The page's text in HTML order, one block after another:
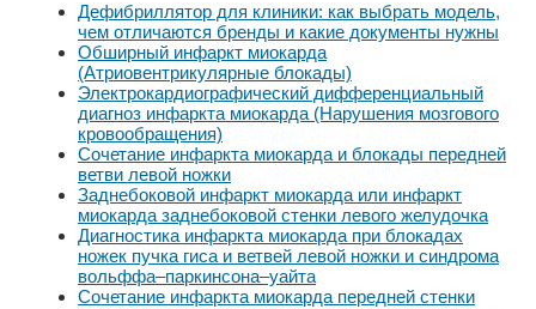
Дефибриллятор для клиники: как выбрать модель,
чем отличаются бренды и какие документы нужны
Обширный инфаркт миокарда
(Атриовентрикулярные блокады)
Электрокардиографический дифференциальный
диагноз инфаркта миокарда (Нарушения мозгового
кровообращения)
Сочетание инфаркта миокарда и блокады передней
ветви левой ножки
Заднебоковой инфаркт миокарда или инфаркт
миокарда заднебоковой стенки левого желудочка
Диагностика инфаркта миокарда при блокадах
ножек пучка гиса и ветвей левой ножки и синдрома
вольффа–паркинсона–уайта
Сочетание инфаркта миокарда передней стенки